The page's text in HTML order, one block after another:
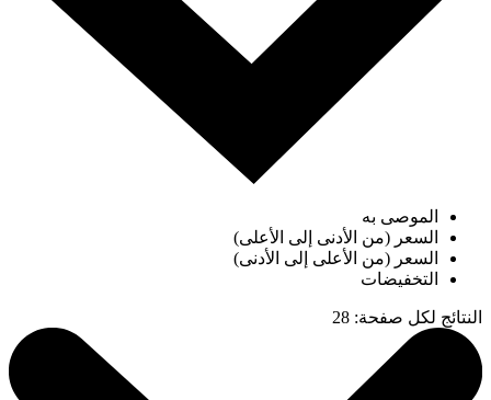
الموصى به
السعر (من الأدنى إلى الأعلى)
السعر (من الأعلى إلى الأدنى)
التخفيضات
النتائج لكل صفحة:
28